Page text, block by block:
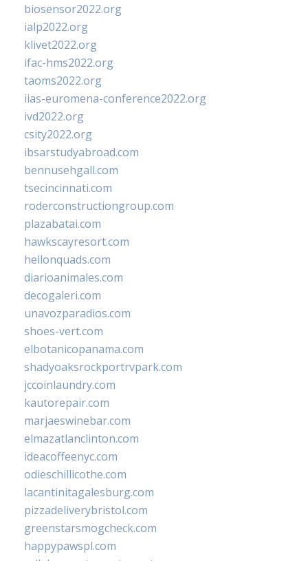
biosensor2022.org
ialp2022.org
klivet2022.org
ifac-hms2022.org
taoms2022.org
iias-euromena-conference2022.org
ivd2022.org
csity2022.org
ibsarstudyabroad.com
bennusehgall.com
tsecincinnati.com
roderconstructiongroup.com
plazabatai.com
hawkscayresort.com
hellonquads.com
diarioanimales.com
decogaleri.com
unavozparadios.com
shoes-vert.com
elbotanicopanama.com
shadyoaksrockportrvpark.com
jccoinlaundry.com
kautorepair.com
marjaeswinebar.com
elmazatlanclinton.com
ideacoffeenyc.com
odieschillicothe.com
lacantinitagalesburg.com
pizzadeliverybristol.com
greenstarsmogcheck.com
happypawspl.com